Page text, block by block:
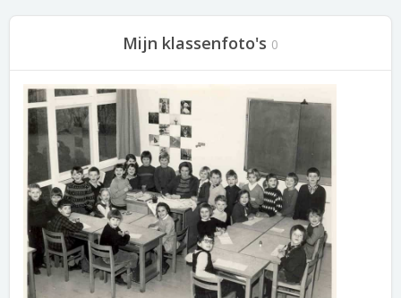
Mijn klassenfoto's 0